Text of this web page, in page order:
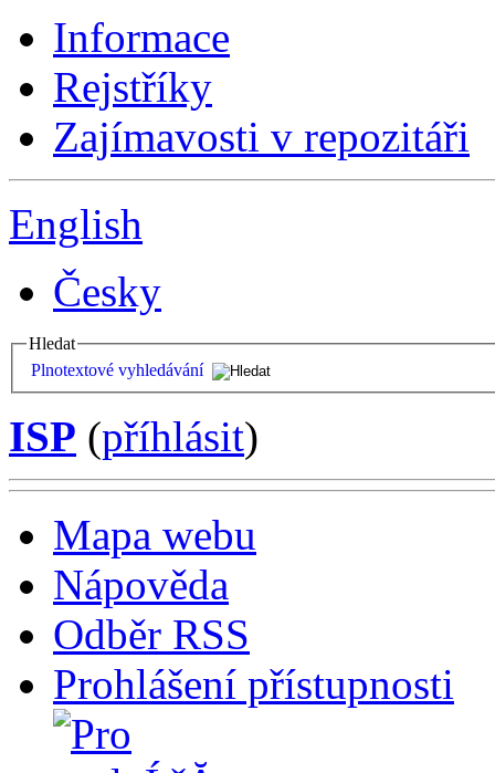
Informace
Rejstříky
Zajímavosti v repozitáři
English
Česky
Hledat
Plnotextové vyhledávání
ISP (příhlásit)
Mapa webu
Nápověda
Odběr RSS
Prohlášení přístupnosti